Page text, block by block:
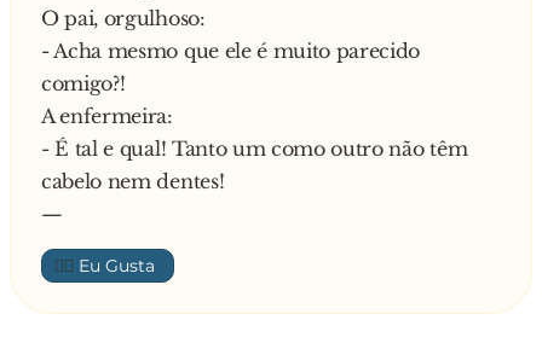
O pai, orgulhoso:
- Acha mesmo que ele é muito parecido
comigo?!
A enfermeira:
- É tal e qual! Tanto um como outro não têm
cabelo nem dentes!
—
👍🏼